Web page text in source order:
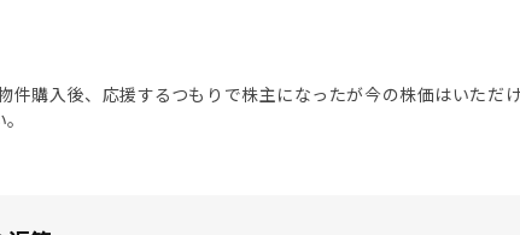
件購入後、応援するつもりで株主になったが今の株価はいただ